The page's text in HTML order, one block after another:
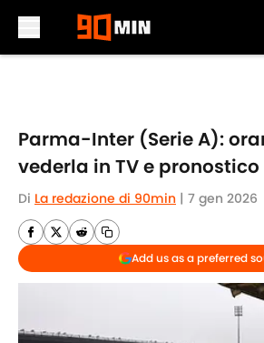
Parma-Inter (Serie A):
vederla in TV e pronostico
Di La redazione di 90min | 7 gen 2026
Add us as a preferred